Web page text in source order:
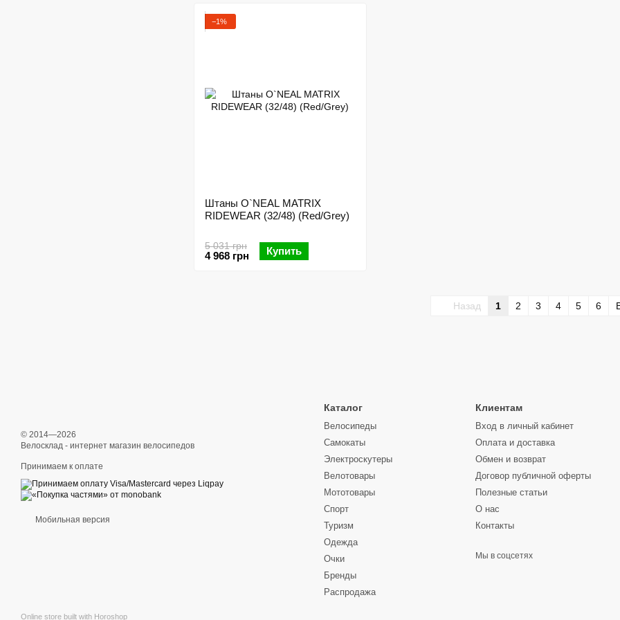
−1%
Штаны O`NEAL MATRIX
RIDEWEAR (32/48) (Red/Grey)
5 031 грн
4 968 грн Купить
Назад 1 2 3 4 5 6
© 2014—2026
Велосклад - интернет магазин велосипедов
Принимаем к оплате
Мобильная версия
Online store built with Horoshop
Каталог
Велосипеды
Самокаты
Электроскутеры
Велотовары
Мототовары
Спорт
Туризм
Одежда
Очки
Бренды
Распродажа
Клиентам
Вход в личный кабинет
Оплата и доставка
Обмен и возврат
Договор публичной оферты
Полезные статьи
О нас
Контакты
Мы в соцсетях